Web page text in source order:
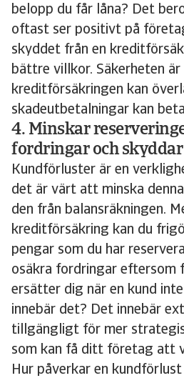
belopp du får låna? Det
oftast ser positivt på
skyddet från en
bättre villkor. Säkerheten
kreditförsäkringen kan
skadeutbetalningar kan
4. Minskar
fordringar och
Kundförluster är en
det är värt att minska
den från balansräkningen.
kreditförsäkring kan du
pengar som du har
osäkra fordringar eftersom
ersätter dig när en kund
innebär det? Det innebär
tillgängligt för mer
som kan få ditt företag att
Hur påverkar en